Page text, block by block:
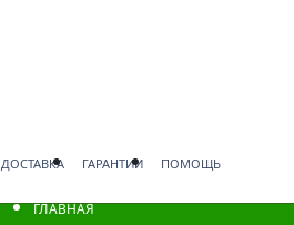
ДОСТАВКА ГАРАНТИИ ПОМОЩЬ
ГЛАВНАЯ